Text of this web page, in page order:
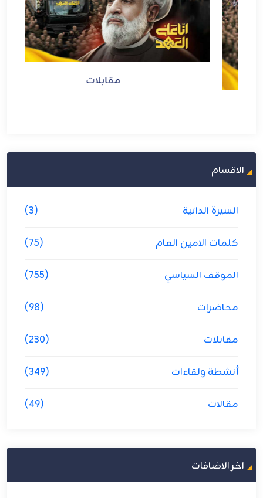
مقابلات
الاقسام
السيرة الذاتية (3)
كلمات الامين العام (75)
الموقف السياسي (755)
محاضرات (98)
مقابلات (230)
أنشطة ولقاءات (349)
مقالات (49)
اخر الاضافات